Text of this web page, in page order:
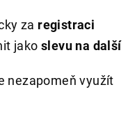
za registraci
jako slevu na další
nezapomeň využít